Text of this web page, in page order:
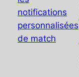
notifications
personnalisées
de match